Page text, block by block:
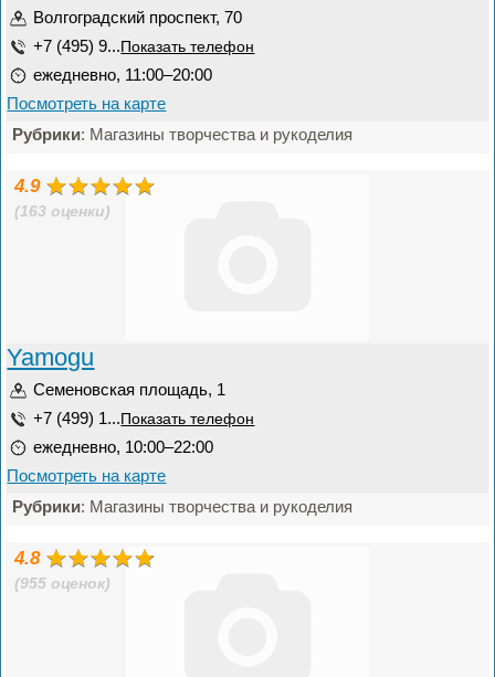
Волгоградский проспект, 70
+7 (495) 9... Показать телефон
ежедневно, 11:00–20:00
Посмотреть на карте
Рубрики: Магазины творчества и рукоделия
4.9
(163 оценки)
Yamogu
Семеновская площадь, 1
+7 (499) 1... Показать телефон
ежедневно, 10:00–22:00
Посмотреть на карте
Рубрики: Магазины творчества и рукоделия
4.8
(955 оценок)